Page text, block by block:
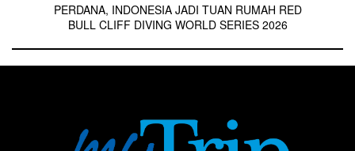
PERDANA, INDONESIA JADI TUAN RUMAH RED
BULL CLIFF DIVING WORLD SERIES 2026